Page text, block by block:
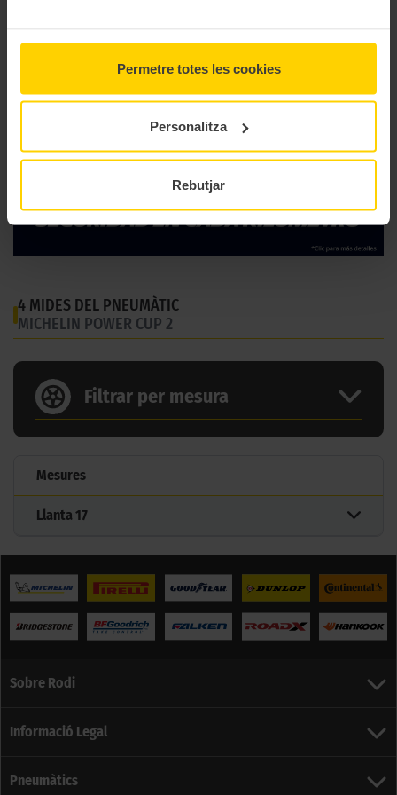
Permetre totes les cookies
Personalitza
Rebutjar
4 MIDES DEL PNEUMÀTIC
MICHELIN POWER CUP 2
Filtrar per mesura
Mesures
Llanta 17
Sobre Rodi
Informació Legal
Pneumàtics